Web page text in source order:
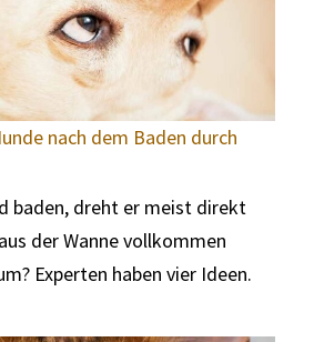
nach dem Baden durch
baden, dreht er meist direkt
der Wanne vollkommen
Experten haben vier Ideen.